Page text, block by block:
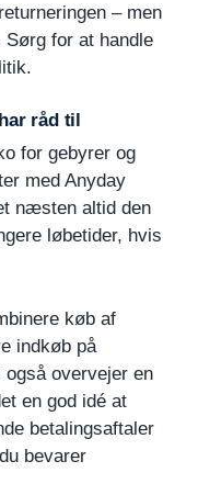
– men
Sørg for at handle
råd til
for gebyrer og
med Anyday
næsten altid den
løbetider, hvis
køb af
indkøb på
overvejer en
en god idé at
betalingsaftaler
bevarer